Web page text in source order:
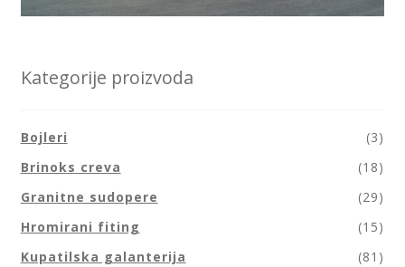
Kategorije proizvoda
Bojleri
(3)
Brinoks creva
(18)
Granitne sudopere
(29)
Hromirani fiting
(15)
Kupatilska galanterija
(81)